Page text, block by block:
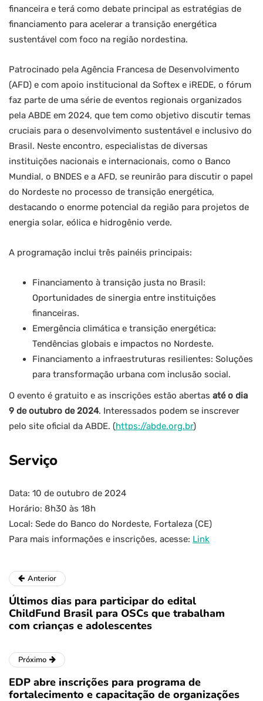
financeira e terá como debate principal as estratégias de
financiamento para acelerar a transição energética
sustentável com foco na região nordestina.
Patrocinado pela Agência Francesa de Desenvolvimento
(AFD) e com apoio institucional da Softex e iREDE, o fórum
faz parte de uma série de eventos regionais organizados
pela ABDE em 2024, que tem como objetivo discutir temas
cruciais para o desenvolvimento sustentável e inclusivo do
Brasil. Neste encontro, especialistas de diversas
instituições nacionais e internacionais, como o Banco
Mundial, o BNDES e a AFD, se reunirão para discutir o papel
do Nordeste no processo de transição energética,
destacando o enorme potencial da região para projetos de
energia solar, eólica e hidrogênio verde.
A programação inclui três painéis principais:
Financiamento à transição justa no Brasil:
Oportunidades de sinergia entre instituições
financeiras.
Emergência climática e transição energética:
Tendências globais e impactos no Nordeste.
Financiamento a infraestruturas resilientes: Soluções
para transformação urbana com inclusão social.
O evento é gratuito e as inscrições estão abertas até o dia
9 de outubro de 2024. Interessados podem se inscrever
pelo site oficial da ABDE. (https://abde.org.br)
Serviço
Data: 10 de outubro de 2024
Horário: 8h30 às 18h
Local: Sede do Banco do Nordeste, Fortaleza (CE)
Para mais informações e inscrições, acesse: Link
Anterior
Últimos dias para participar do edital
ChildFund Brasil para OSCs que trabalham
com crianças e adolescentes
Próximo
EDP abre inscrições para programa de
fortalecimento e capacitação de organizações